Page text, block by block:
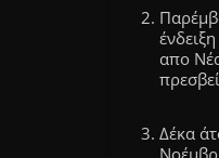
απο
Δέκα